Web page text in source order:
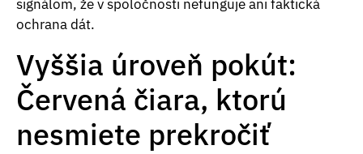
signálom, že v spoločnosti nefunguje ani faktická
ochrana dát.
Vyššia úroveň pokút:
Červená čiara, ktorú
nesmiete prekročiť